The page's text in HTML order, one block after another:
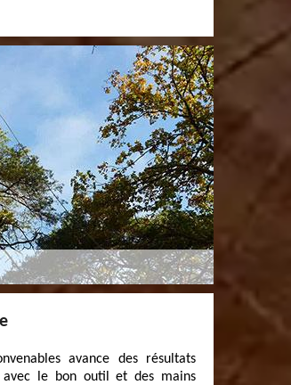
avance des résultats
avec le bon outil et des mains